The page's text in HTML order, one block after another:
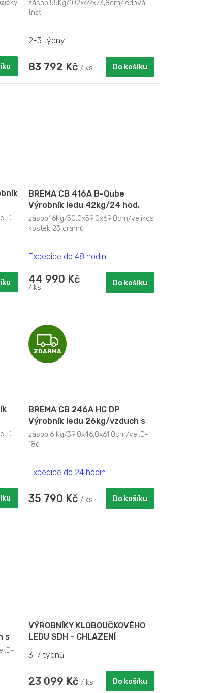
čerpadlem
zásob.55Kg/102x69x73,8cm/ledová
tříšť
2-3 týdny
83 792 Kč/ ks Do košíku
BREMA CB 416A B-Qube
Výrobník ledu 42kg/24 hod.
vzduchem chlazená
zásob.16Kg/50,0x59,0x69,0cm/velikost
kostek 23 qramů
Expedice do 48 hodin
44 990 Kč
/ ks
Do košíku
Z
D
R
M
ZDARMA
BREMA CB 246A HC DP
Výrobník ledu 26kg/vzduch s
odtokovým čerpadlem
zásob.6 Kg/39,0x46,0x61,0cm/vel.D-
18q
Expedice do 24 hodin
35 790 Kč/ ks Do košíku
s
VÝROBNÍKY KLOBOUČKOVÉHO
LEDU SDH - CHLAZENÍ
3-7 týdnů
23 099 Kč/ ks Do košíku